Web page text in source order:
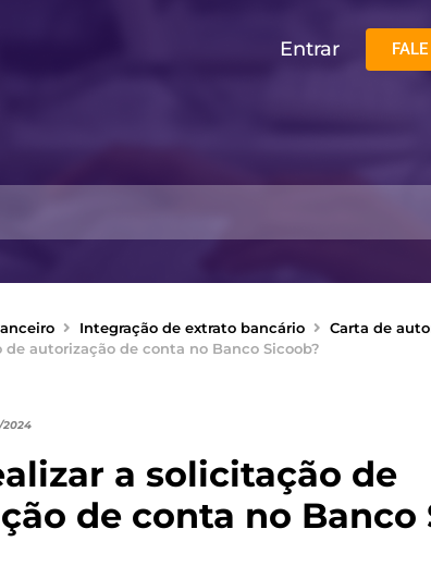
Entrar
Integração de extrato bancário Carta de
autorização de conta no Banco Sicoob?
a solicitação de
de conta no Banco